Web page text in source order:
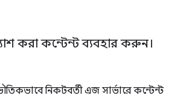
করা কন্টেন্ট ব্যবহার করুন।
নিকটবর্তী এজ সার্ভারে কন্টেন্ট